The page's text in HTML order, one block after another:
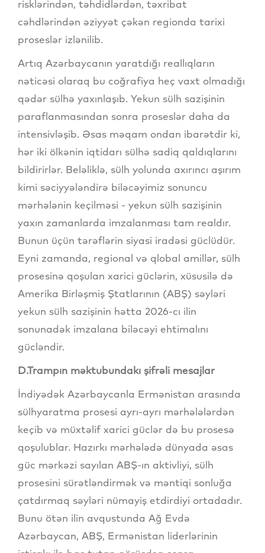
risklərindən, təhdidlərdən, təxribat
cəhdlərindən əziyyət çəkən regionda tarixi
proseslər izlənilib.
Artıq Azərbaycanın yaratdığı reallıqların
nəticəsi olaraq bu coğrafiya heç vaxt olmadığı
qədər sülhə yaxınlaşıb. Yekun sülh sazişinin
paraflanmasından sonra proseslər daha da
intensivləşib. Əsas məqam ondan ibarətdir ki,
hər iki ölkənin iqtidarı sülhə sadiq qaldıqlarını
bildirirlər. Beləliklə, sülh yolunda axırıncı aşırım
kimi səciyyələndirə biləcəyimiz sonuncu
mərhələnin keçilməsi - yekun sülh sazişinin
yaxın zamanlarda imzalanması tam realdır.
Bunun üçün tərəflərin siyasi iradəsi güclüdür.
Eyni zamanda, regional və qlobal amillər, sülh
prosesinə qoşulan xarici güclərin, xüsusilə də
Amerika Birləşmiş Ştatlarının (ABŞ) səyləri
yekun sülh sazişinin hətta 2026-cı ilin
sonunadək imzalana biləcəyi ehtimalını
gücləndir.
D.Trampın məktubundakı şifrəli mesajlar
İndiyədək Azərbaycanla Ermənistan arasında
sülhyaratma prosesi ayrı-ayrı mərhələlərdən
keçib və müxtəlif xarici güclər də bu prosesə
qoşulublar. Hazırkı mərhələdə dünyada əsas
güc mərkəzi sayılan ABŞ-ın aktivliyi, sülh
prosesini sürətləndirmək və məntiqi sonluğa
çatdırmaq səyləri nümayiş etdirdiyi ortadadır.
Bunu ötən ilin avqustunda Ağ Evdə
Azərbaycan, ABŞ, Ermənistan liderlərinin